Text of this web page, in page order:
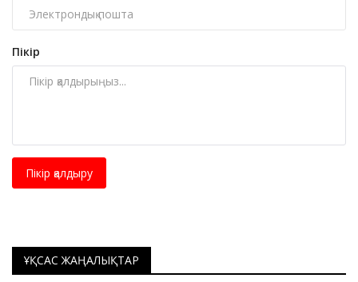
Пікір
Пікір қалдыру
ҰҚСАС ЖАҢАЛЫҚТАР